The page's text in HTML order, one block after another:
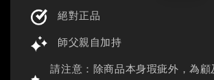
絕對正品
師父親自加持
請注意：除商品本身瑕疵外，為顧